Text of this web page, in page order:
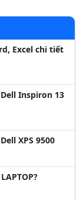
Excel chi tiết
Inspiron 13
XPS 9500